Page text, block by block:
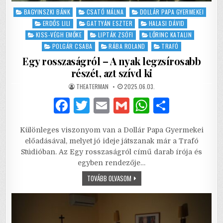
Posted
BAGYINSZKI BÁNK CSATÓ MÁLNA
DOLLÁR PAPA GYERMEKEI
ERDŐS LILI
GATTYÁN ESZTER
HALASI DÁVID
KISS-VÉGH EMŐKE
LIPTÁK ZSÓFI
LŐRINC KATALIN
POLGÁR CSABA
RÁBA ROLAND TRAFÓ
Egy rosszaságról – A nyak legzsírosabb
részét, azt szívd ki
AUTHOR:
THEATERMAN PUBLISHED
DATE:
2025.06.03.
F
c
e
b
o
T
it
te
r
E
ai
l
G
ai
l
W
at
s
ar
e
Különleges viszonyom van a Dollár Papa Gyermekei
előadásával, melyet jó ideje játszanak már a Trafó
Stúdióban. Az Egy rosszaságról című darab írója és
egyben rendezője…
TOVÁBB OLVASOMEGY
ROSSZASÁGRÓL
–
LEGZSÍROSABB
RÉSZÉT,